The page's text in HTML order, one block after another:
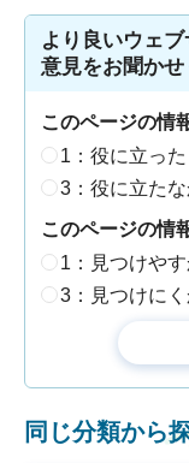
より良いウェ
意見をお聞か
このページの情
1：役に立った
3：役に立た
このページの情
1：見つけや
3：見つけに
同じ分類から